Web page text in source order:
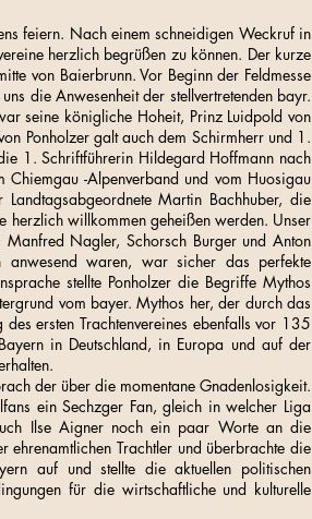
feiern. Nach einem schneidigen Weckruf in
herzlich begrüßen zu können. Der kurze
von Baierbrunn. Vor Beginn der Feldmesse
die Anwesenheit der stellvertretenden bayr.
seine königliche Hoheit, Prinz Luidpold von
Ponholzer galt auch dem Schirmherr und 1.
1. Schriftführerin Hildegard Hoffmann nach
-Alpenverband und vom Huosigau
Martin Bachhuber, die
herzlich willkommen geheißen werden. Unser
Nagler, Schorsch Burger und Anton
anwesend waren, war sicher das perfekte
stellte Ponholzer die Begriffe Mythos
vom bayer. Mythos her, der durch das
ersten Trachtenvereines ebenfalls vor 135
in Deutschland, in Europa und auf der
der über die momentane Gnadenlosigkeit.
ein Sechzger Fan, gleich in welcher Liga
Ilse Aigner noch ein paar Worte an die
ehrenamtlichen Trachtler und überbrachte die
auf und stellte die aktuellen politischen
für die wirtschaftliche und kulturelle